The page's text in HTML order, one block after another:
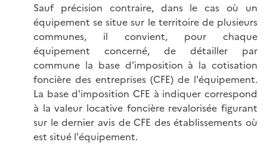
Sauf précision contraire, dans le cas où un
équipement se situe sur le territoire de plusieurs
communes, il convient, pour chaque
équipement concerné, de détailler par
commune la base d'imposition à la cotisation
foncière des entreprises (CFE) de l'équipement.
La base d'imposition CFE à indiquer correspond
à la valeur locative foncière revalorisée figurant
sur le dernier avis de CFE des établissements où
est situé l'équipement.